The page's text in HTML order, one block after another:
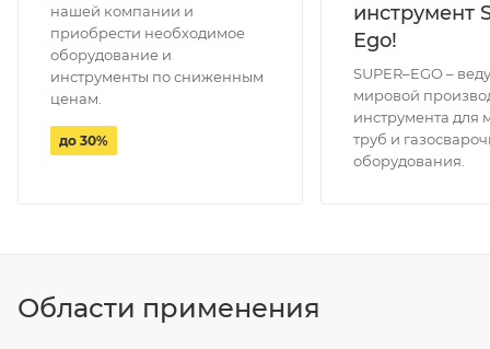
нашей компании и
приобрести необходимое
оборудование и
инструменты по сниженным
ценам.
до 30%
инструмент
Ego!
SUPER–EGO –
мировой
инструмента для
труб и
оборудования.
Области применения